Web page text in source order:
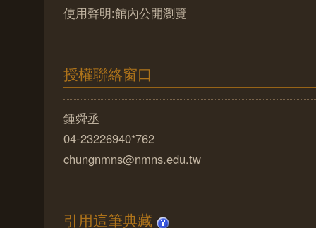
使用聲明:館內公開瀏覽
授權聯絡窗口
鍾舜丞
04-23226940*762
chungnmns@nmns.edu.tw
引用這筆典藏